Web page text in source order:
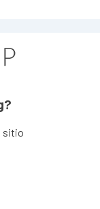
sitio